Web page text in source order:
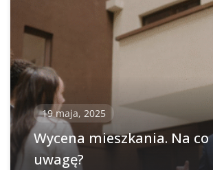
19 maja, 2025
Wycena mieszkania. Na
uwagę?